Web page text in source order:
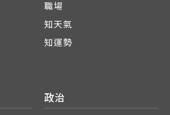
職場
知天氣
知運勢
政治